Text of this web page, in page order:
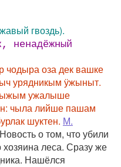
гвоздь).
ненадёжный
оза дек вашке
урядникым ӱжыныт.
ужалыше
чыла лийше пашам
шуктен. М.
Новость о том, что убили
леса. Сразу же
Нашёлся